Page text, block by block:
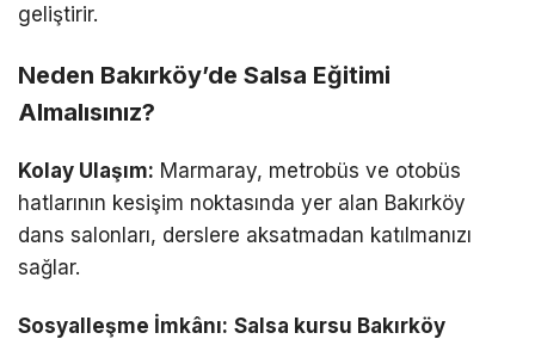
geliştirir.
Neden Bakırköy’de Salsa Eğitimi
Almalısınız?
Kolay Ulaşım: Marmaray, metrobüs ve otobüs
hatlarının kesişim noktasında yer alan Bakırköy
dans salonları, derslere aksatmadan katılmanızı
sağlar.
Sosyalleşme İmkânı: Salsa kursu Bakırköy